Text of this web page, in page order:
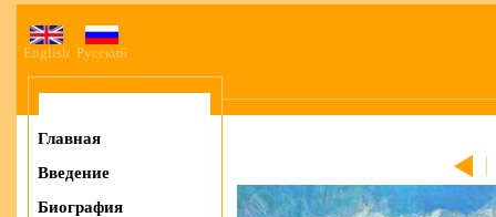
English Русский
Главная
Введение
Биография